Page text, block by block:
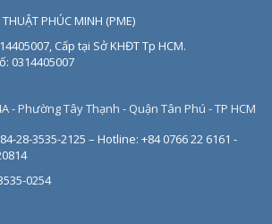
PHÚC MINH (PME)
Cấp tại Sở KHĐT Tp HCM.
0314405007
- Phường Tây Thạnh - Quận Tân Phú - TP HCM
28-3535-2125 – Hotline: +84 0766 22 6161 -
0254